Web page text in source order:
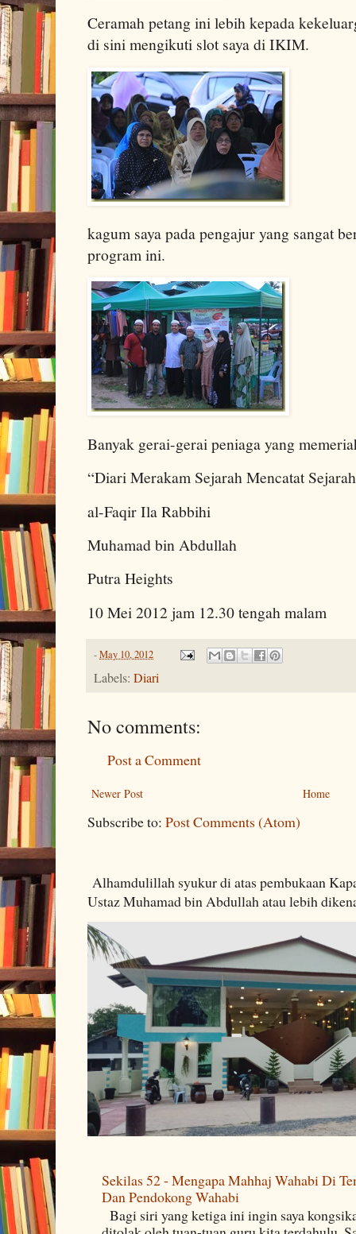
Ceramah petang ini lebih kepada
di sini mengikuti slot saya di IKIM.
kagum saya pada pengajur yang sangat
program ini.
Banyak gerai-gerai peniaga yang
“Diari Merakam Sejarah Mencatat
al-Faqir Ila Rabbihi
Muhamad bin Abdullah
Putra Heights
10 Mei 2012 jam 12.30 tengah malam
-May 10, 2012
Labels: Diari
No comments:
Post a Comment
Newer Post Home
Subscribe to: Post Comments (Atom)
Alhamdulillah syukur di atas pembukaan
Ustaz Muhamad bin Abdullah atau lebih
Sekilas 52 - Mengapa Mahhaj Wahabi Di
Dan Pendokong Wahabi
Bagi siri yang ketiga ini ingin saya